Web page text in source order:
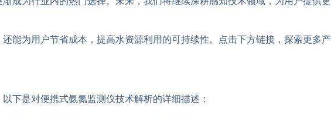
能为用户节省成本，提高水资源利用的可持续性。点击下方链接，探索更多产
下是对便携式氨氮监测仪技术解析的详细描述：